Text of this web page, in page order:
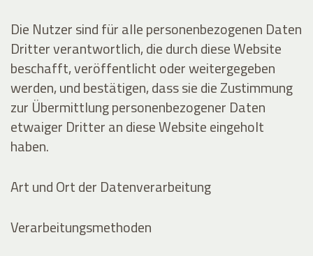
Die Nutzer sind für alle personenbezogenen Daten
Dritter verantwortlich, die durch diese Website
beschafft, veröffentlicht oder weitergegeben
werden, und bestätigen, dass sie die Zustimmung
zur Übermittlung personenbezogener Daten
etwaiger Dritter an diese Website eingeholt
haben.
Art und Ort der Datenverarbeitung
Verarbeitungsmethoden